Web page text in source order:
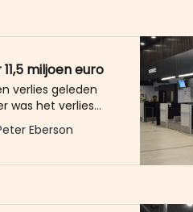
miljoen euro
verlies geleden
was het verlies
luchthaven nog
aanhoudende
Eberson